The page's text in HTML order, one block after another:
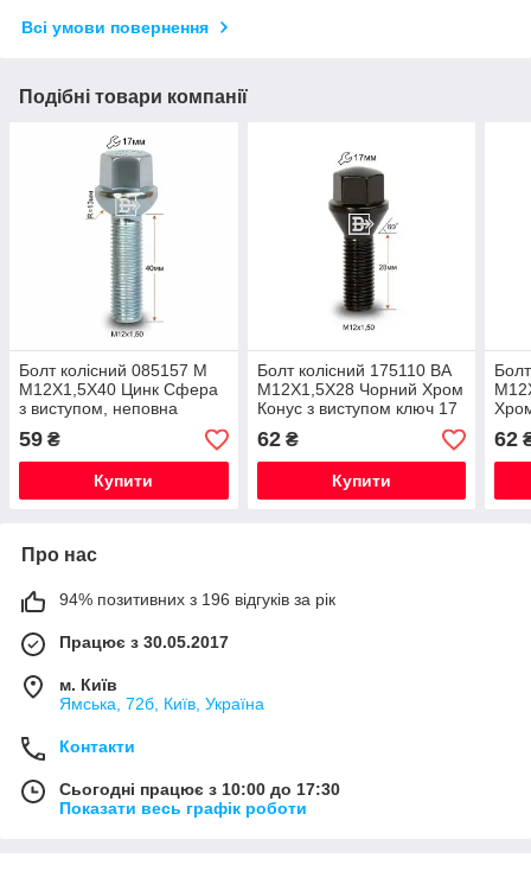
Всі умови повернення
Подібні товари компанії
Болт колісний 085157 M
M12X1,5X40 Цинк Сфера
з виступом, неповна
різьблення, ключ 17 мм
59 ₴
Купити
Болт колісний 175110 BA
M12X1,5X28 Чорний Хром
Конус з виступом ключ 17
мм
62₴
Купити
62
Про нас
94% позитивних з 196 відгуків за рік
Працює з 30.05.2017
м. Київ
Ямська, 72б, Київ, Україна
Контакти
Сьогодні працює з 10:00 до 17:30
Показати весь графік роботи